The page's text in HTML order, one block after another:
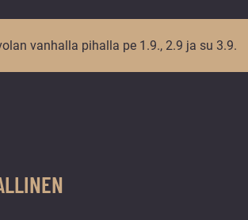
vanhalla pihalla pe 1.9., 2.9 ja su 3.9.